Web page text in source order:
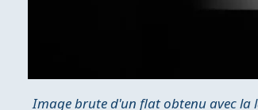
Image brute d'un flat obtenu avec la